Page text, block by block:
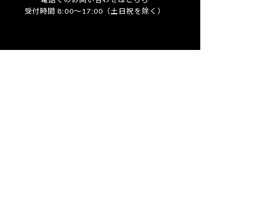
受付時間 8:00～17:00（土日祝を除く）